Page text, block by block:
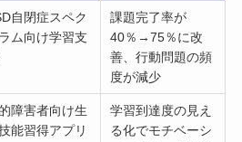
自閉症スペク
ム向け学習支
課題完了率が
40％→75％に改
善、行動問題の頻
度が減少
障害者向け生
能習得アプリ
学習到達度の見え
る化でモチベーシ